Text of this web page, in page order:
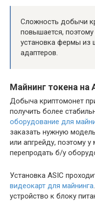
Сложность добычи
повышается,
установка фермы из
адаптеров.
Майнинг токена на
Добыча криптомонет
получить более
оборудование для
заказать нужную
или апгрейду, поэтому
перепродать б/у
Установка ASIC
видеокарт для майнинга
устройство к блоку